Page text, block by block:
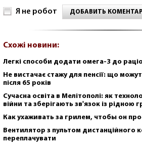
Я не робот ДОБАВИТЬ
Схожі новини:
Легкі способи додати омега-3 до
Не вистачає стажу для пенсії: що
після 65 років
Сучасна освіта в Мелітополі: як
війни та зберігають зв'язок із рідною
Как ухаживать за грилем, чтобы он
Вентилятор з пультом дистанційного
переплачувати